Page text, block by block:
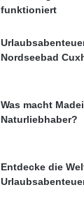
funktioniert
Nordseebad
Was macht
Naturliebhaber?
Entdecke die